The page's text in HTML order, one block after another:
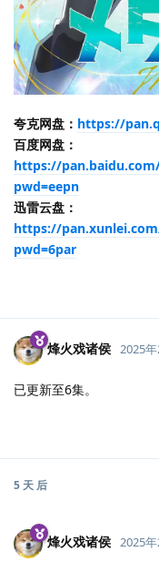
夸克网盘： https://
百度网盘：
https://
pwd=eepn
迅雷云盘：
https://
pwd=6par
烽火戏诸侯 2025
已更新至6集。
5 天 后
烽火戏诸侯 2025